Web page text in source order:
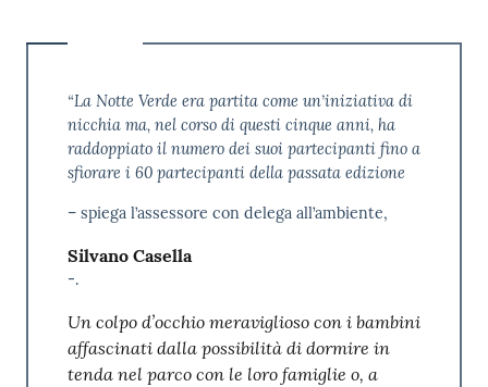
“La Notte Verde era partita come un’iniziativa di
nicchia ma, nel corso di questi cinque anni, ha
raddoppiato il numero dei suoi partecipanti fino a
sfiorare i 60 partecipanti della passata edizione
– spiega l’assessore con delega all’ambiente,
Silvano Casella
-.
Un colpo d’occhio meraviglioso con i bambini
affascinati dalla possibilità di dormire in
tenda nel parco con le loro famiglie o, a